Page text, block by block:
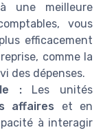
une meilleure
vous
efficacement
comme la
des dépenses.
:Les unités
affaires et en
à interagir